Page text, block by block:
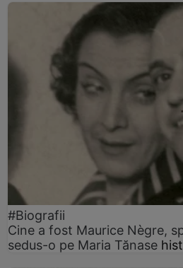
#Biografii
Cine a fost Maurice Nègre,
sedus-o pe Maria Tănase